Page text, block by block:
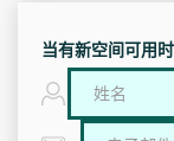
当有新空间可用